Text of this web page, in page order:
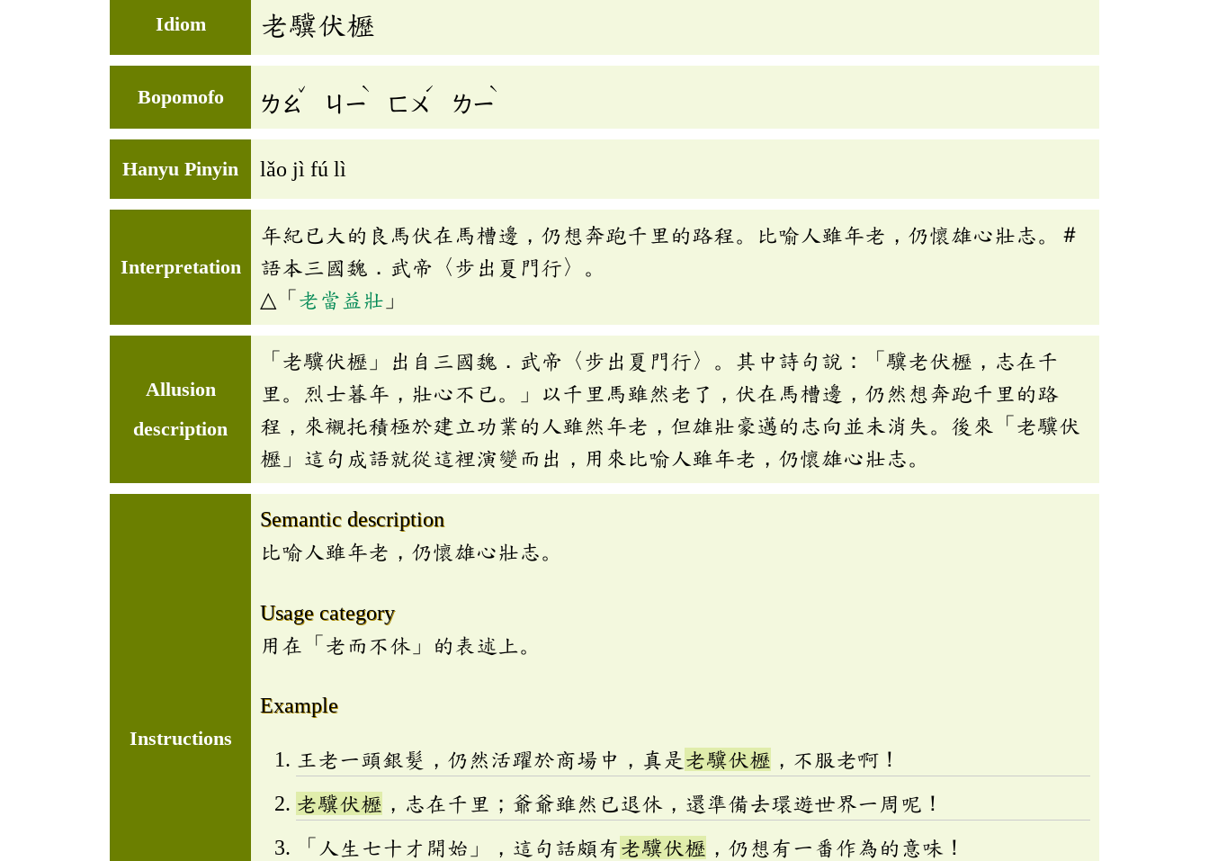
Idiom 老驥伏櫪
Bopomofo ㄌㄠ
ˇ
ㄐㄧ
ˋ
ㄈㄨ
ˊ
ㄌㄧ
ˋ
Hanyu Pinyin lǎo jì fú lì
Interpretation
年紀已大的良馬伏在馬槽邊，仍想奔跑千里的路程。比喻人雖年老，仍懷雄心壯志。＃
語本三國魏．武帝〈步出夏門行〉。
△「 老當益壯 」
Allusion
description
「老驥伏櫪」出自三國魏．武帝〈步出夏門行〉。其中詩句說：「驥老伏櫪，志在千
里。烈士暮年，壯心不已。」以千里馬雖然老了，伏在馬槽邊，仍然想奔跑千里的路
程，來襯托積極於建立功業的人雖然年老，但雄壯豪邁的志向並未消失。後來「老驥伏
櫪」這句成語就從這裡演變而出，用來比喻人雖年老，仍懷雄心壯志。
Instructions
Semantic description
比喻人雖年老，仍懷雄心壯志。
Usage category
用在「老而不休」的表述上。
Example
王老一頭銀髮，仍然活躍於商場中，真是 老驥伏櫪 ，不服老啊！
老驥伏櫪 ，志在千里；爺爺雖然已退休，還準備去環遊世界一周呢！
「人生七十才開始」，這句話頗有老驥伏櫪 ，仍想有一番作為的意味！